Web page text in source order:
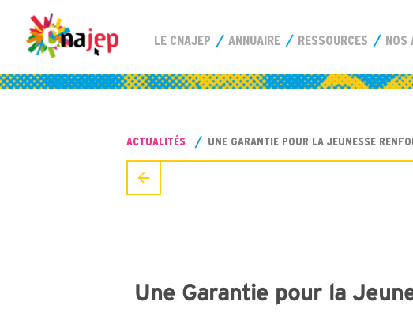
LE CNAJEP ANNUAIRE RESSOURCES NOS
ACTUALITÉS UNE GARANTIE POUR LA JEUNESSE
Une Garantie pour la